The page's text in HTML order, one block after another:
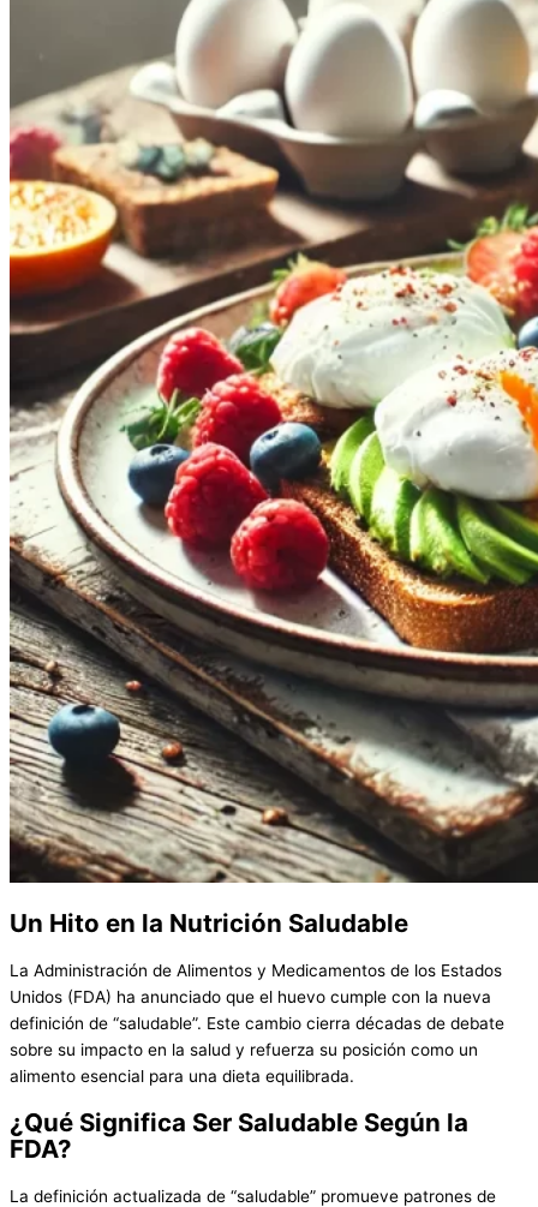
Un Hito en la Nutrición Saludable
La Administración de Alimentos y Medicamentos de los Estados
Unidos (FDA) ha anunciado que el huevo cumple con la nueva
definición de “saludable”. Este cambio cierra décadas de debate
sobre su impacto en la salud y refuerza su posición como un
alimento esencial para una dieta equilibrada.
¿Qué Significa Ser Saludable Según la
FDA?
La definición actualizada de “saludable” promueve patrones de